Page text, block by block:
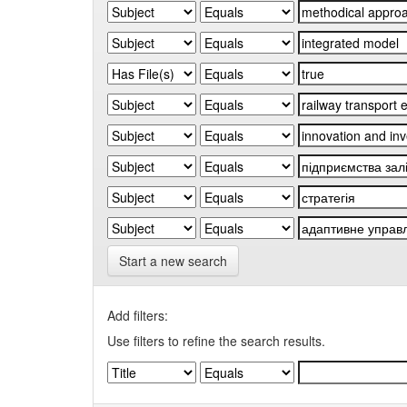
Start a new search
Add filters:
Use filters to refine the search results.